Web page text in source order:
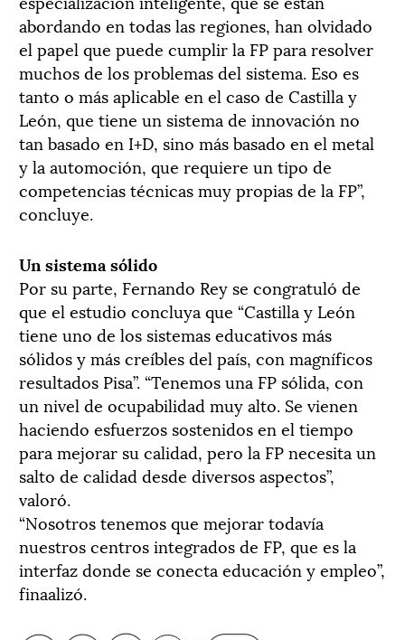
abordando en todas las regiones, han olvidado
el papel que puede cumplir la FP para resolver
muchos de los problemas del sistema. Eso es
tanto o más aplicable en el caso de Castilla y
León, que tiene un sistema de innovación no
tan basado en I+D, sino más basado en el metal
y la automoción, que requiere un tipo de
competencias técnicas muy propias de la FP”,
concluye.
Un sistema sólido
Por su parte, Fernando Rey se congratuló de
que el estudio concluya que “Castilla y León
tiene uno de los sistemas educativos más
sólidos y más creíbles del país, con magníficos
resultados Pisa”. “Tenemos una FP sólida, con
un nivel de ocupabilidad muy alto. Se vienen
haciendo esfuerzos sostenidos en el tiempo
para mejorar su calidad, pero la FP necesita un
salto de calidad desde diversos aspectos”,
valoró.
“Nosotros tenemos que mejorar todavía
nuestros centros integrados de FP, que es la
interfaz donde se conecta educación y empleo”,
finaalizó.